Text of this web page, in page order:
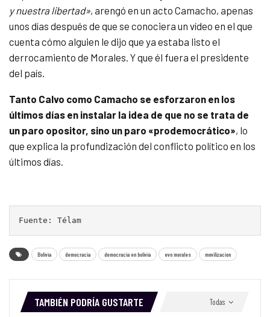
y nuestra libertad», arengó en un acto Camacho, apenas
unos días después de que se conociera un vídeo en el que
cuenta cómo alguien le dijo que ya estaba listo el
derrocamiento de Morales. Y que él fuera el presidente
del país.
Tanto Calvo como Camacho se esforzaron en los
últimos días en instalar la idea de que no se trata de
un paro opositor, sino un paro «prodemocrático», lo
que explica la profundización del conflicto político en los
últimos días.
Fuente: Télam
Bolivia democracia democracia en bolivia evo morales movilizacion
Todas
TAMBIÉN PODRÍA GUSTARTE